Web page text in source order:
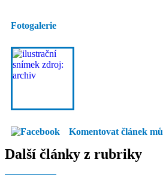
Fotogalerie
Komentovat článek
Další články z rubriky